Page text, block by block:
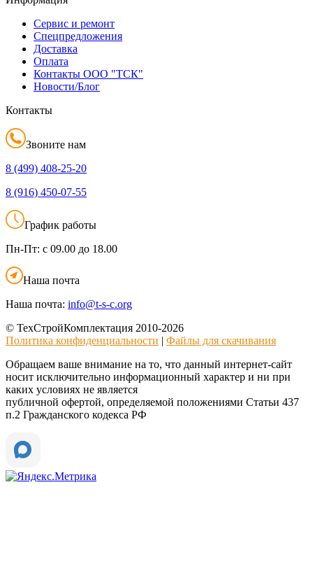
Сервис и ремонт
Спецпредложения
Доставка
Оплата
Контакты ООО "ТСК"
Новости/Блог
Контакты
Звоните нам
8 (499) 408-25-20
8 (916) 450-07-55
График работы
Пн-Пт: с 09.00 до 18.00
Наша почта
Наша почта: info@t-s-c.org
© ТехСтройКомплектация 2010-2026
Политика конфиденциальности
Файлы для скачивания
Обращаем ваше внимание на то, что данный интернет-сайт
носит исключительно информационный характер и ни при
каких условиях не является
публичной офертой, определяемой положениями Статьи 437
п.2 Гражданского кодекса РФ